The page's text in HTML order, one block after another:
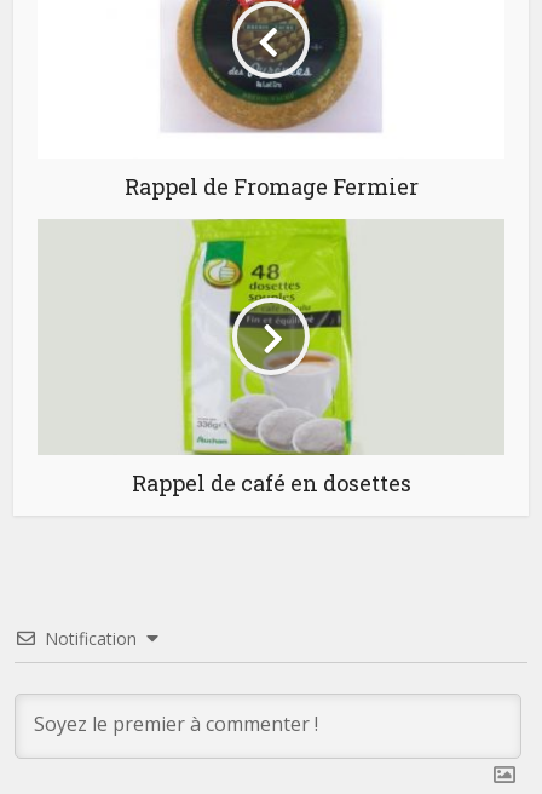
Rappel de Fromage Fermier
Rappel de café en dosettes
Notification